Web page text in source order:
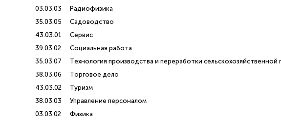
03.03.03
Радиофизика
35.03.05
Садоводство
43.03.01
Сервис
39.03.02
Социальная работа
35.03.07
Технология производства и переработки сельскохозяйственной
38.03.06
Торговое дело
43.03.02
Туризм
38.03.03
Управление персоналом
03.03.02
Физика